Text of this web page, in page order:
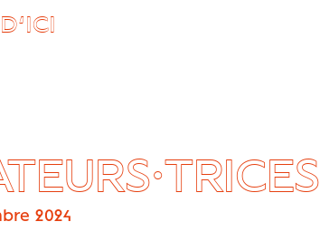
2024